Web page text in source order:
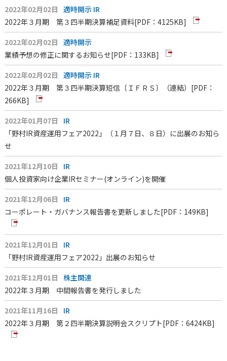
2022年02月02日 適時開示 IR
2022年３月期 第３四半期決算補足資料[PDF：4125KB]
2022年02月02日 適時開示
業績予想の修正に関するお知らせ[PDF：133KB]
2022年02月02日 適時開示 IR
2022年３月期 第３四半期決算短信〔ＩＦＲＳ〕（連結） [PDF：
266KB]
2022年01月07日
IR
「野村IR資産運用フェア2022」（１月７日、８日）に出展のお知ら
せ
2021年12月10日
IR
個人投資家向け企業IRセミナー(オンライン)を開催
2021年12月06日
IR
コーポレート・ガバナンス報告書を更新しました[PDF：149KB]
2021年12月01日
IR
「野村IR資産運用フェア2022」出展のお知らせ
2021年12月01日 株主関連
2022年３月期 中間報告書を発行しました
2021年11月16日
IR
2022年３月期 第２四半期決算説明会スクリプト[PDF：6424KB]